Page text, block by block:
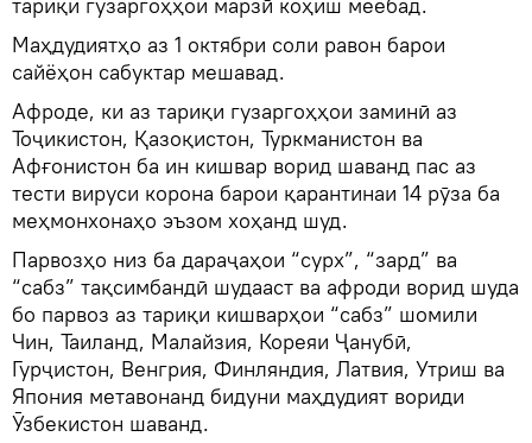
Маҳдудиятҳо аз 1 октябри соли равон барои
сайёҳон сабуктар мешавад.
Афроде, ки аз тариқи гузаргоҳҳои заминӣ аз
Тоҷикистон, Қазоқистон, Туркманистон ва
Афғонистон ба ин кишвар ворид шаванд пас аз
тести вируси корона барои қарантинаи 14 рӯза ба
меҳмонхонаҳо эъзом хоҳанд шуд.
Парвозҳо низ ба дараҷаҳои “сурх”, “зард” ва
“сабз” тақсимбандӣ шудааст ва афроди ворид шуда
бо парвоз аз тариқи кишварҳои “сабз” шомили
Чин, Таиланд, Малайзия, Кореяи Ҷанубӣ,
Гурҷистон, Венгрия, Финляндия, Латвия, Утриш ва
Япония метавонанд бидуни маҳдудият вориди
Ӯзбекистон шаванд.